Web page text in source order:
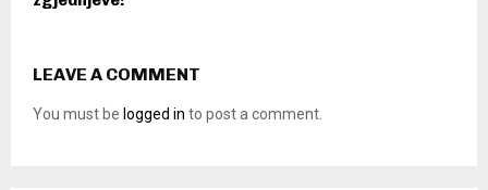
LEAVE A COMMENT
You must be logged in to post a comment.